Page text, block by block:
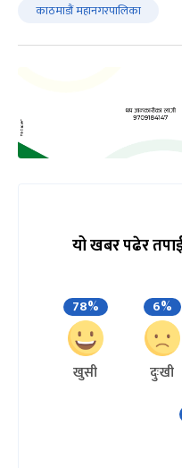
काठमाडौं महानगरपालिका
यो खबर पढेर
78%
खुसी
6%
दुःखी